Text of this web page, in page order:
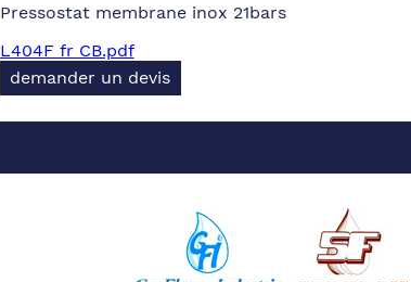
Pressostat membrane inox 21bars
L404F fr CB.pdf
demander un devis